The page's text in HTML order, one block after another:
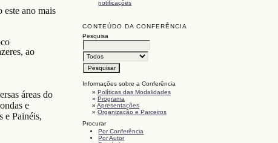
notificações
CONTEÚDO DA CONFERÊNCIA
Pesquisa
Informações sobre a Conferência
»Políticas das Modalidades
»Programa
»Apresentações
»Organização e Parceiros
Procurar
Por Conferência
Por Autor
este ano mais
ao
áreas do
e
e Painéis,